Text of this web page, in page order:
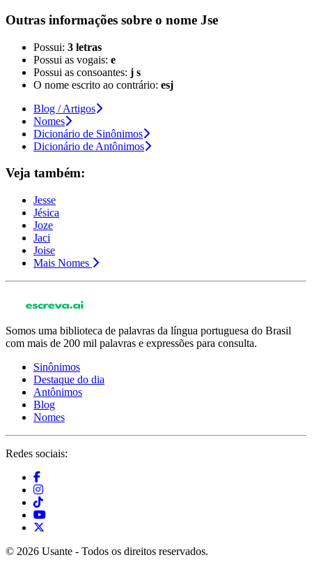
Outras informações sobre o nome Jse
Possui: 3 letras
Possui as vogais: e
Possui as consoantes: j s
O nome escrito ao contrário: esj
Blog / Artigos
Nomes
Dicionário de Sinônimos
Dicionário de Antônimos
Veja também:
Jesse
Jésica
Joze
Jaci
Joise
Mais Nomes
Somos uma biblioteca de palavras da língua portuguesa do Brasil
com mais de 200 mil palavras e expressões para consulta.
Sinônimos
Destaque do dia
Antônimos
Blog
Nomes
Redes sociais:
© 2026 Usante - Todos os direitos reservados.